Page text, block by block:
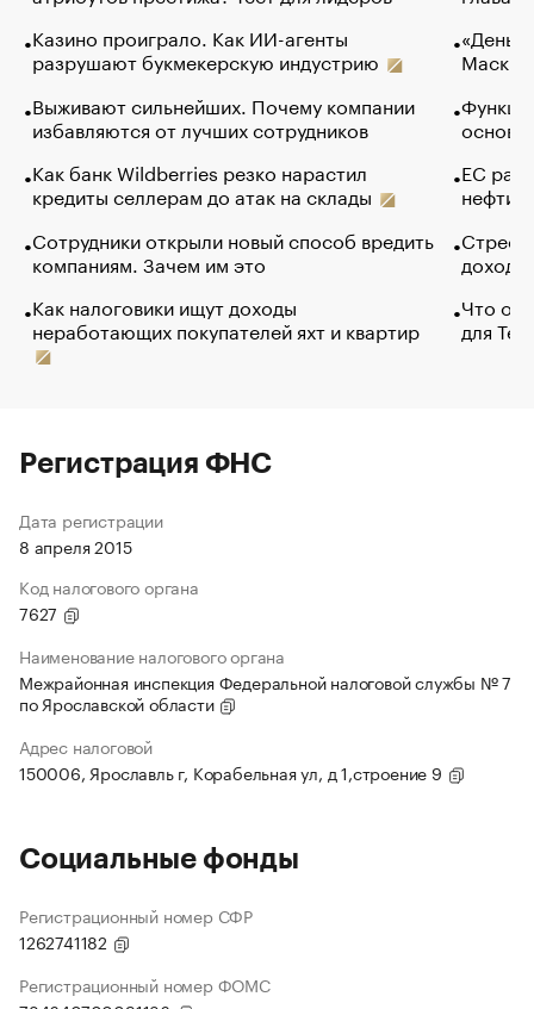
Казино проиграло. Как ИИ-агенты
разрушают букмекерскую индустрию
Выживают сильнейших. Почему компании
избавляются от лучших сотрудников
Как банк Wildberries резко нарастил
кредиты селлерам до атак на склады
Сотрудники открыли новый способ вредить
компаниям. Зачем им это
Как налоговики ищут доходы
неработающих покупателей яхт и квартир
Маск в
основ
ЕС
нефти
Что
для
Регистрация ФНС
Дата регистрации
8 апреля 2015
Код налогового органа
7627
Наименование налогового органа
Межрайонная инспекция Федеральной налоговой службы № 7
по Ярославской области
Адрес налоговой
150006, Ярославль г, Корабельная ул, д 1,строение 9
Социальные фонды
Регистрационный номер СФР
1262741182
Регистрационный номер ФОМС